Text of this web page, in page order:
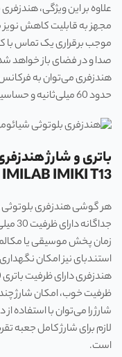
موجب برقراری یک تماس با
صدا و در فضای باز خواهد
حدود 60 میلی‌ثانیه و حساسیت 109 دسیبلی آن اشاره کرد.
باتری و شارژ
IMILAB IMIKI T13
زمان پخش موسیقی یا
ظرفیت خوب، امکان شارژ
است.